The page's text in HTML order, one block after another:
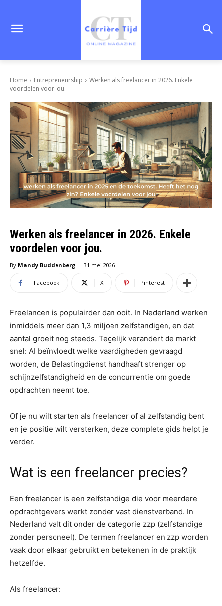
Home Entrepreneurship
Werken als freelancer in 2026. Enkele
voordelen voor jou.
Werken als freelancer in 2026. Enkele
voordelen voor jou.
By Mandy Buddenberg - 31 mei 2026
Facebook X Pinterest
Freelancen is populairder dan ooit. In Nederland werken
inmiddels meer dan 1,3 miljoen zelfstandigen, en dat
aantal groeit nog steeds. Tegelijk verandert de markt
snel: AI beïnvloedt welke vaardigheden gevraagd
worden, de Belastingdienst handhaaft strenger op
schijnzelfstandigheid en de concurrentie om goede
opdrachten neemt toe.
Of je nu wilt starten als freelancer of al zelfstandig bent
en je positie wilt versterken, deze complete gids helpt je
verder.
Wat is een freelancer precies?
Een freelancer is een zelfstandige die voor meerdere
opdrachtgevers werkt zonder vast dienstverband. In
Nederland valt dit onder de categorie zzp (zelfstandige
zonder personeel). De termen freelancer en zzp worden
vaak door elkaar gebruikt en betekenen in de praktijk
hetzelfde.
Als freelancer: